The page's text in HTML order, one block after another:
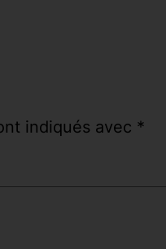
indiqués avec *